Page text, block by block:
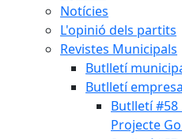
Notícies
L'opinió dels partits
Revistes Municipals
Butlletí
Butlletí
Butlletí #58
Projecte